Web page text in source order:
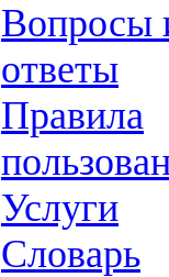
Вопросы
ответы
Правила
Услуги
Словарь